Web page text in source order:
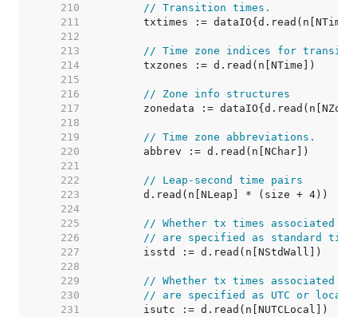
   210
// Transition times.
   211
   212
   213
// Time zone indices for
   214
   215
   216
// Zone info structures
   217
   218
   219
// Time zone abbreviations.
   220
   221
   222
// Leap-second time pairs
   223
   224
   225
// Whether tx times associated
   226
// are specified as standard
   227
   228
   229
// Whether tx times associated
   230
// are specified as UTC or local
   231